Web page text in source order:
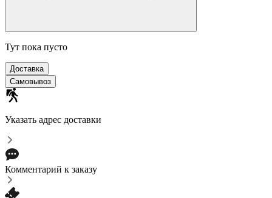
Тут пока пусто
Доставка
Самовывоз
Указать адрес доставки
Комментарий к заказу